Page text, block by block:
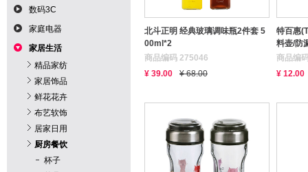
数码3C
家庭电器
家居生活
精品家纺
家居饰品
鲜花花卉
布艺软饰
居家日用
厨房餐饮
杯子
北斗正明 经典玻璃调味瓶2件套 5
00ml*2
商品编码 275046
¥ 39.00
¥ 68.00
特百惠
料壶/防
商品编
¥ 12.00